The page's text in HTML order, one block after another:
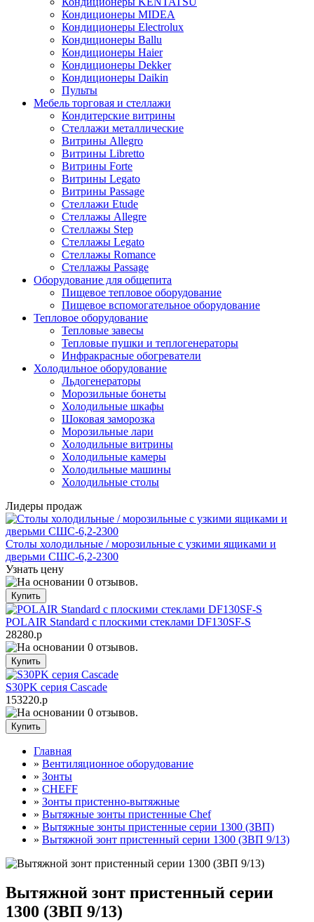
Кондиционеры MIDEA
Кондиционеры Electrolux
Кондиционеры Ballu
Кондиционеры Haier
Кондиционеры Dekker
Кондиционеры Daikin
Пульты
Мебель торговая и стеллажи
Кондитерские витрины
Стеллажи металлические
Витрины Allegro
Витрины Libretto
Витрины Forte
Витрины Legato
Витрины Passage
Стеллажи Etude
Стеллажы Allegre
Стеллажы Step
Стеллажы Legato
Стеллажы Romance
Стеллажы Passage
Оборудование для общепита
Пищевое тепловое оборудование
Пищевое вспомогательное оборудование
Тепловое оборудование
Тепловые завесы
Тепловые пушки и теплогенераторы
Инфракрасные обогреватели
Холодильное оборудование
Льдогенераторы
Морозильные бонеты
Холодильные шкафы
Шоковая заморозка
Морозильные лари
Холодильные витрины
Холодильные камеры
Холодильные машины
Холодильные столы
Лидеры продаж
Столы холодильные / морозильные с узкими ящиками и
дверьми СШС-6,2-2300
Узнать цену
POLAIR Standard с плоскими стеклами DF130SF-S
28280.р
S30PK серия Cascade
153220.р
Главная
» Вентиляционное оборудование
» Зонты
» CHEFF
» Зонты пристенно-вытяжные
» Вытяжные зонты пристенные Chef
» Вытяжные зонты пристенные серии 1300 (ЗВП)
» Вытяжной зонт пристенный серии 1300 (ЗВП 9/13)
Вытяжной зонт пристенный серии
1300 (ЗВП 9/13)